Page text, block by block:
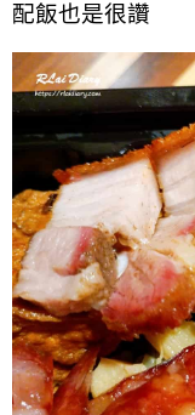
配飯也是很讚